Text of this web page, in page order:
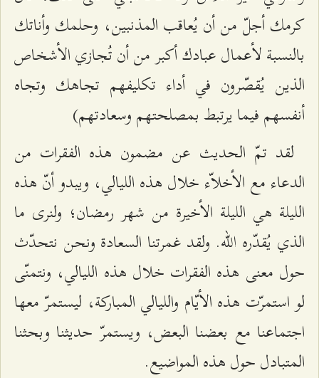
كرمك أجلّ من أن يُعاقب المذنبين، وحلمك وأناتك
بالنسبة لأعمال عبادك أكبر من أن تُجازي الأشخاص
الذين يُقصّرون في أداء تكليفهم تجاهك وتجاه
أنفسهم فيما يرتبط بمصلحتهم وسعادتهم)
لقد تمّ الحديث عن مضمون هذه الفقرات من
الدعاء مع الأخلاّء خلال هذه الليالي، ويبدو أنّ هذه
الليلة هي الليلة الأخيرة من شهر رمضان؛ ولنرى ما
الذي يُقدّره الله. ولقد غمرتنا السعادة ونحن نتحدّث
حول معنى هذه الفقرات خلال هذه الليالي، ونتمنّى
لو استمرّت هذه الأيّام والليالي المباركة، ليستمرّ معها
اجتماعنا مع بعضنا البعض، ويستمرّ حديثنا وبحثنا
المتبادل حول هذه المواضيع.